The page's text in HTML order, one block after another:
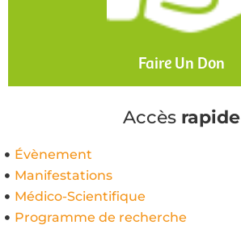
Faire Un Don
Accès rapide
Évènement
Manifestations
Médico-Scientifique
Programme de recherche